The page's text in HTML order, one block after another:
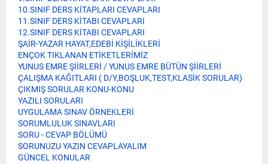
10.SINIF DERS KİTAPLARI CEVAPLARI
11.SINIF DERS KİTABI CEVAPLARI
12.SINIF DERS KİTABI CEVAPLARI
ŞAİR-YAZAR HAYAT,EDEBİ KİŞİLİKLERİ
ENÇOK TIKLANAN ETİKETLERİMİZ
YUNUS EMRE ŞİİRLERİ / YUNUS EMRE BÜTÜN ŞİİRLERİ
ÇALIŞMA KAĞITLARI ( D/Y,BOŞLUK,TEST,KLASİK SORULAR)
ÇIKMIŞ SORULAR KONU-KONU
YAZILI SORULARI
UYGULAMA SINAV ÖRNEKLERİ
SORUMLULUK SINAVLARI
SORU - CEVAP BÖLÜMÜ
SORUNUZU YAZIN CEVAPLAYALIM
GÜNCEL KONULAR